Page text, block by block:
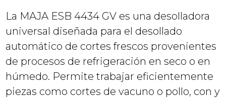
La MAJA ESB 4434 GV es una desolladora
universal diseñada para el desollado
automático de cortes frescos provenientes
de procesos de refrigeración en seco o en
húmedo. Permite trabajar eficientemente
piezas como cortes de vacuno o pollo, con y